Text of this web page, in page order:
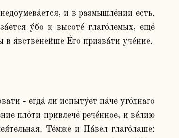
у́бо к высоте́ глаго́лемых, еще́
в я́вственейше Е́го призва́ти уче́ние.
- егда́ ли испыту́ет па́че уго́днаго
пло́ти привлече́ рече́нное, и ве́лию
Те́мже и Па́вел глаго́лаше: